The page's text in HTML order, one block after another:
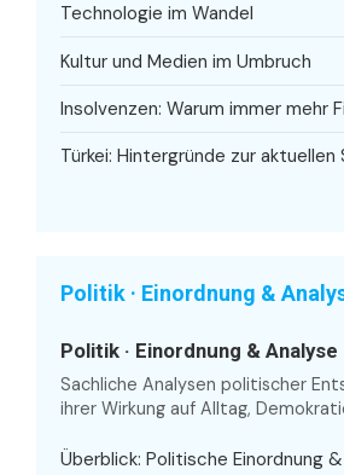
Technologie im Wandel
Kultur und Medien im Umbruch
Insolvenzen: Warum immer mehr
Türkei: Hintergründe zur
Politik · Einordnung &
Politik · Einordnung & Analyse
Sachliche Analysen politischer
ihrer Wirkung auf Alltag,
Überblick: Politische Einordnung